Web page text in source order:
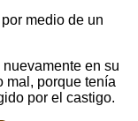
medio de un
en su
mal, porque tenía
por el castigo.